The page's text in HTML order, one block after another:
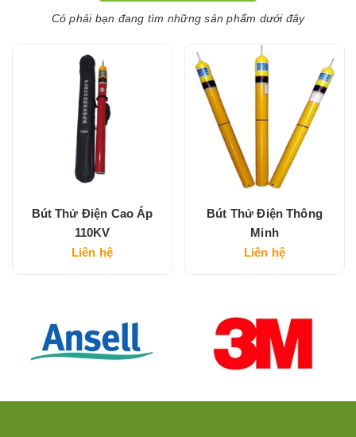
Có phải bạn đang tìm những sản phẩm dưới đây
Bút Thử Điện Cao Áp
110KV
Liên hệ
Bút Thử Điện Thông
Minh
Liên hệ